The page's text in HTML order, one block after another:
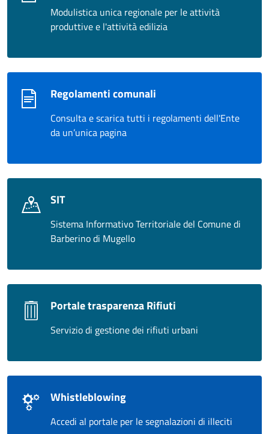
Modulistica unica regionale per le attività
produttive e l'attività edilizia
Regolamenti comunali
Consulta e scarica tutti i regolamenti dell'Ente
da un’unica pagina
SIT
Sistema Informativo Territoriale del Comune di
Barberino di Mugello
Portale trasparenza Rifiuti
Servizio di gestione dei rifiuti urbani
Whistleblowing
Accedi al portale per le segnalazioni di illeciti